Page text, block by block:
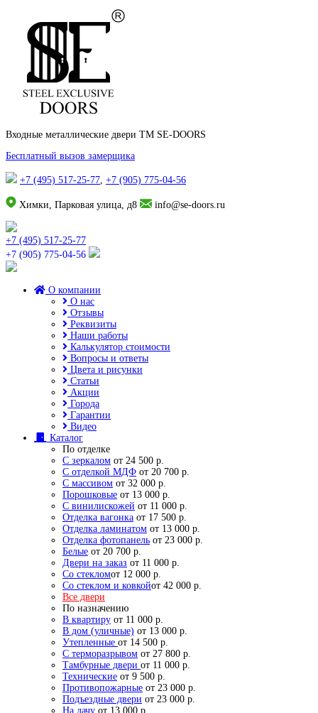
Входные металлические двери TM SE-DOORS
Бесплатный вызов замерщика
+7 (495) 517-25-77, +7 (905) 775-04-56
Химки, Парковая улица, д8 info@se-doors.ru
+7 (495) 517-25-77
+7 (905) 775-04-56
О компании
О нас
Отзывы
Реквизиты
Наши работы
Калькулятор стоимости
Вопросы и ответы
Цвета и рисунки
Статьи
Акции
Города
Гарантии
Видео
Каталог
По отделке
С зеркалом от 24 500 р.
С отделкой МДФ от 20 700 р.
С массивом от 32 000 р.
Порошковые от 13 000 р.
С винилискожей от 11 000 р.
Отделка вагонка от 17 500 р.
Отделка ламинатом от 13 000 р.
Отделка фотопанель от 23 000 р.
Белые от 20 700 р.
Двери на заказ от 11 000 р.
Со стекломот 12 000 р.
Со стеклом и ковкойот 42 000 р.
Все двери
По назначению
В квартиру от 11 000 р.
В дом (уличные) от 13 000 р.
Утепленные от 14 500 р.
С терморазрывом от 27 800 р.
Тамбурные двери от 11 000 р.
Технические от 9 500 р.
Противопожарные от 23 000 р.
Подъездные двери от 23 000 р.
На дачу от 13 000 р.